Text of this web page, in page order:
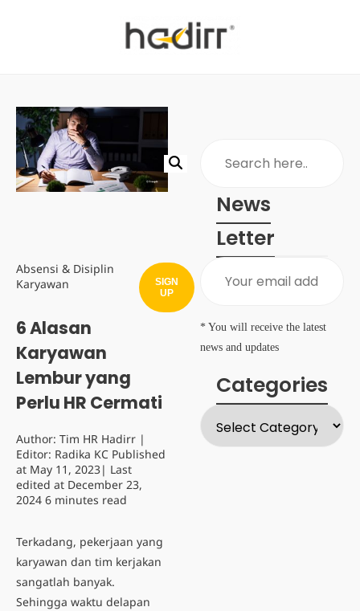
Absensi & Disiplin
Karyawan
6 Alasan
Karyawan
Lembur yang
Perlu HR Cermati
Author: Tim HR Hadirr |
Editor: Radika KC Published
at May 11, 2023| Last
edited at December 23,
2024 6 minutes read
Terkadang, pekerjaan yang
karyawan dan tim kerjakan
sangatlah banyak.
Sehingga waktu delapan
News
Letter
SIGN
UP
* You will receive the latest
news and updates
Categories